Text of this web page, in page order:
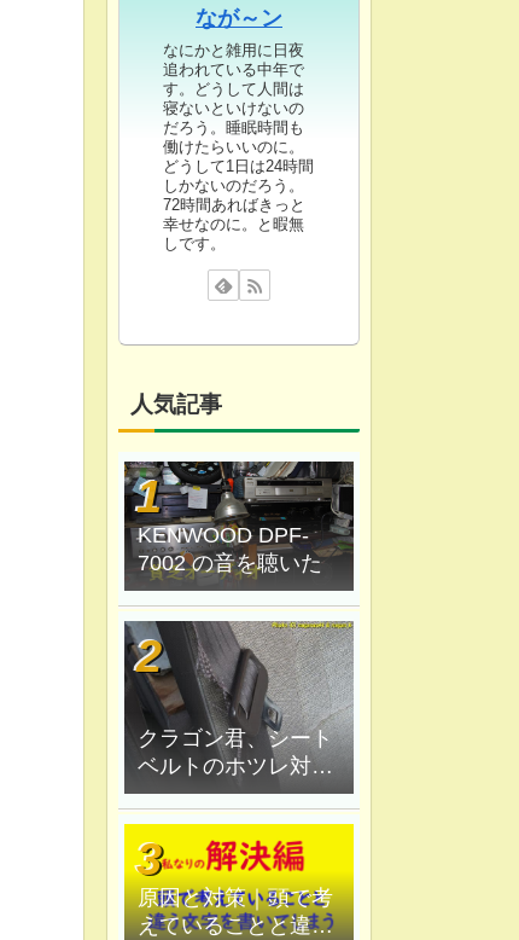
なが～ン
なにかと雑用に日夜
追われている中年で
す。どうして人間は
寝ないといけないの
だろう。睡眠時間も
働けたらいいのに。
どうして1日は24時間
しかないのだろう。
72時間あればきっと
幸せなのに。と暇無
しです。
人気記事
KENWOOD DPF-
7002 の音を聴いた
クラゴン君、シート
ベルトのホツレ対策
修理、ハンダ鏝で炙
ってみる
原因と対策｜頭で考
えていることと違う